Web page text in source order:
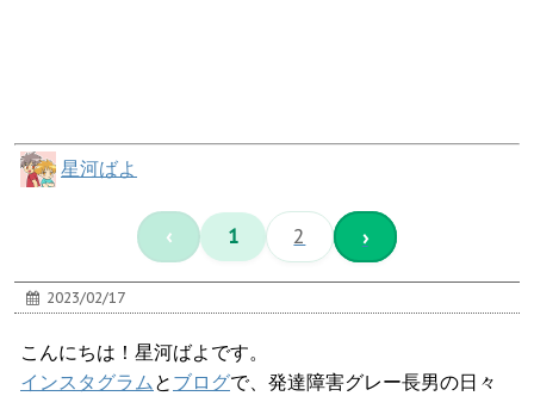
星河ばよ
‹ 1 2 ›
2023/02/17
こんにちは！星河ばよです。
インスタグラムと ブログで、発達障害グレー長男の日々